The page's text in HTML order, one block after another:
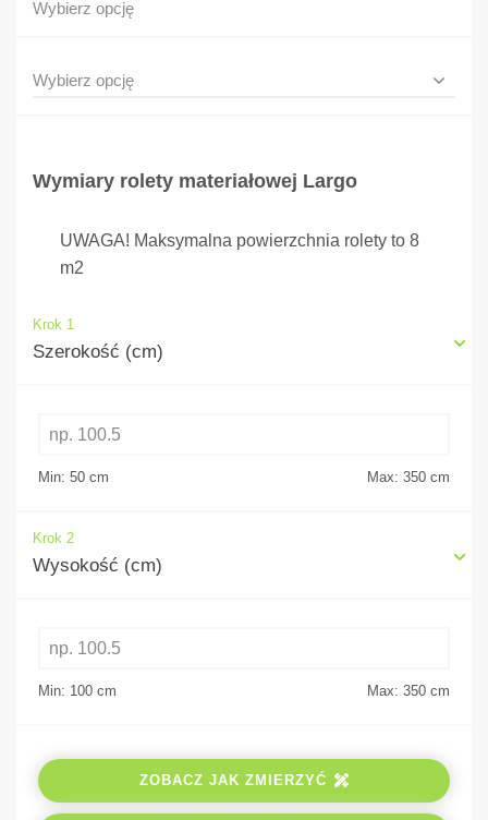
Wybierz opcję
Wymiary rolety materiałowej Largo
UWAGA! Maksymalna powierzchnia rolety to 8
m2
Krok 1
Szerokość (cm)
Min: 50 cm Max: 350 cm
Krok 2
Wysokość (cm)
Min: 100 cm Max: 350 cm
ZOBACZ JAK ZMIERZYĆ